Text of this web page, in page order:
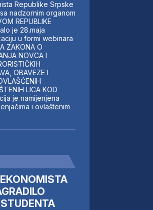
Republike Srpske
nadzornim organom
REPUBLIKE
je 28.maja
u formi webinara
ZAKONA O
NOVCA I
OBAVEZE I
LICA KOD
je namijenjena
i ovlaštenim